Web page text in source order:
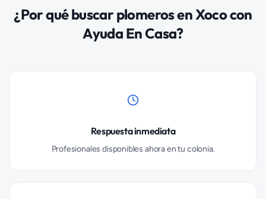
¿Por qué buscarplomerosenXococon
Ayuda En Casa?
Respuesta inmediata
Profesionales disponibles ahora en tu colonia.